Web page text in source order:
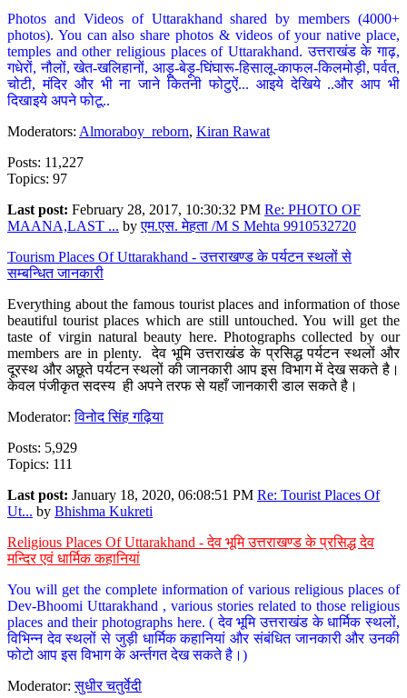
Photos and Videos of Uttarakhand shared by members (4000+
photos). You can also share photos & videos of your native place,
temples and other religious places of Uttarakhand. उत्तराखंड के गाढ़,
गधेरों, नौलों, खेत-खलिहानों, आड़ू-बेड़ू-घिंघारू-हिसालू-काफल-किलमोड़ी, पर्वत,
चोटी, मंदिर और भी ना जाने कितनी फोटुऐं... आइये देखिये ..और आप भी
दिखाइये अपने फोटू..
Moderators: Almoraboy_reborn, Kiran Rawat
Posts: 11,227
Topics: 97
Last post: February 28, 2017, 10:30:32 PM Re: PHOTO OF
MAANA,LAST ... byएम.एस. मेहता /M S Mehta 9910532720
Tourism Places Of Uttarakhand - उत्तराखण्ड के पर्यटन स्थलों से
सम्बन्धित जानकारी
Everything about the famous tourist places and information of those
beautiful tourist places which are still untouched. You will get the
taste of virgin natural beauty here. Photographs collected by our
members are in plenty. देव भूमि उत्तराखंड के प्रसिद्ध पर्यटन स्थलों और
दूरस्थ और अछूते पर्यटन स्थलों की जानकारी आप इस विभाग में देख सकते है।
केवल पंजीकृत सदस्य ही अपने तरफ से यहाँ जानकारी डाल सकते है।
Moderator:विनोद सिंह गढ़िया
Posts: 5,929
Topics: 111
Last post: January 18, 2020, 06:08:51 PM Re: Tourist Places Of
Ut... by Bhishma Kukreti
Religious Places Of Uttarakhand - देव भूमि उत्तराखण्ड के प्रसिद्ध देव
मन्दिर एवं धार्मिक कहानियां
You will get the complete information of various religious places of
Dev-Bhoomi Uttarakhand , various stories related to those religious
places and their photographs here. ( देव भूमि उत्तराखंड के धार्मिक स्थलों,
विभिन्न देव स्थलों से जुड़ी धार्मिक कहानियां और संबंधित जानकारी और उनकी
फोटो आप इस विभाग के अर्न्तगत देख सकते है।)
Moderator:सुधीर चतुर्वेदी